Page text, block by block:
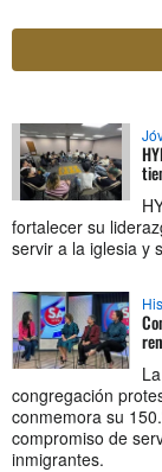
fortalecer su
servir a la iglesia y
congregación
conmemora su
compromiso de
inmigrantes.